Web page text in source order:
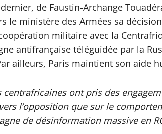
de Faustin-Archange
le ministère des Armées sa
militaire avec la
antifrançaise téléguidée par la
ailleurs, Paris maintient son aide
ont pris des
l’opposition que sur le
de désinformation massive en